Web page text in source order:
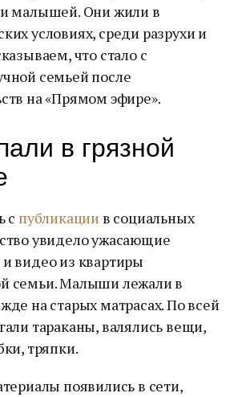
малышей. Они жили в
условиях, среди разрухи и
что стало с
семьей после
на «Прямом эфире».
в грязной
с публикации в социальных
увидело ужасающие
видео из квартиры
семьи. Малыши лежали в
на старых матрасах. По всей
тараканы, валялись вещи,
тряпки.
появились в сети,